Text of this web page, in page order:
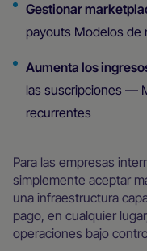
Gestionar
payouts Modelos de
Aumenta los
las suscripciones —
recurrentes
Para las empresas
simplemente aceptar
una infraestructura
pago, en cualquier
operaciones bajo